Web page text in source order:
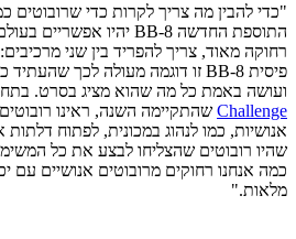
"כדי להבין מה צריך לקרות כדי שרובוטים
התוספת החדשה BB-8 יהיו אפשריים
רחוקה מאוד, צריך להפריד בין שני מרכיבים:
פיסית BB-8 זו דוגמה מעולה לכך שהעתיד
ועושה באמת כל מה שהוא מציג בסרט.
Challenge שהתקיימה השנה, ראינו
אנושיות, כמו לנהוג במכונית, לפתוח
שהיו רובוטים שהצליחו לבצע את כל
כמה אנחנו רחוקים מרובוטים אנושיים עם
מלאות."